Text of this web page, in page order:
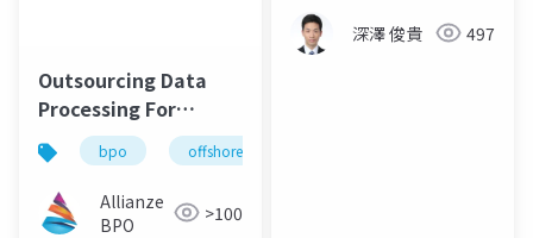
Outsourcing Data
Processing For
EdTech Platforms In
2026
bpo offshore
Allianze
BPO
>100
Processing of
Japanese Claims
深澤 俊貴 497